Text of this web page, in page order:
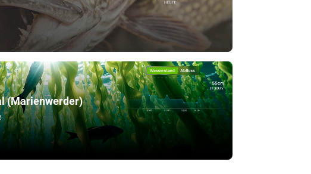
(Marienwerder)